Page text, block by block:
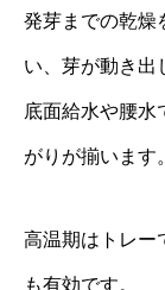
発芽までの乾燥
い、芽が動き出
底面給水や腰水
がりが揃います。
高温期はトレー
も有効です。